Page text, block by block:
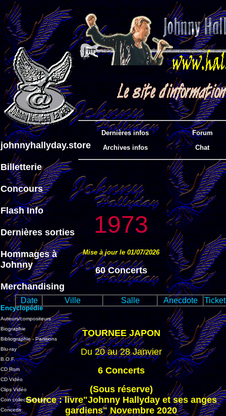
Dernières infos
Forum
Archives infos
Chat
johnnyhallyday.store
Billetterie
Concours
Flash Info
Dernières sorties
Hommages à
Johnny
Merchandising
Encyclopédie
Auteurs/compositeurs
Biographie
Bibliographie - Partitions
Blu-ray
B.O.F.
CD Rom
CD Vidéo
Clips Vidéo
Coin collectionneurs
Concerts
1973
Mise à jour le 01/07/2026
60 Concerts
Date Ville Salle Anecdote Ticket
TOURNEE JAPON
Du 20 au 28 Janvier
6 Concerts
(Sous réserve)
Source : livre"Johnny Hallyday et ses anges
gardiens" Novembre 2020